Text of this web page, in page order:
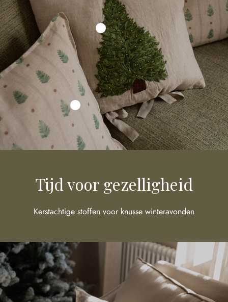
Tijd voor gezelligheid
Kerstachtige stoffen voor knusse winteravonden